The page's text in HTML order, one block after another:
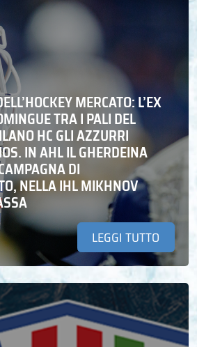
MERCATO: L’EX
TRA I PALI DEL
HC GLI AZZURRI
IN AHL IL GHERDEINA
DI
NELLA IHL MIKHNOV
LEGGI TUTTO